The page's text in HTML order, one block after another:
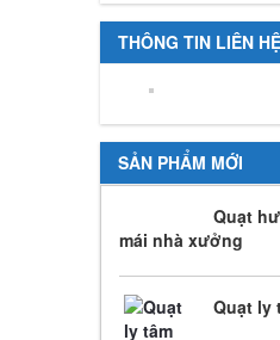
THÔNG TIN LIÊN HỆ
SẢN PHẨM MỚI
Quạt
mái nhà xưởng
Quạt ly